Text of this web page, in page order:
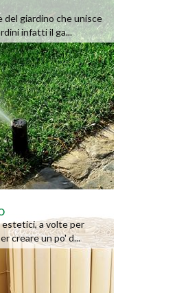
del giardino che unisce
infatti il ga...
a volte per
creare un po' d...